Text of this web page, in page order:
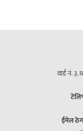
वार्ड नं. ३,
ईमेल